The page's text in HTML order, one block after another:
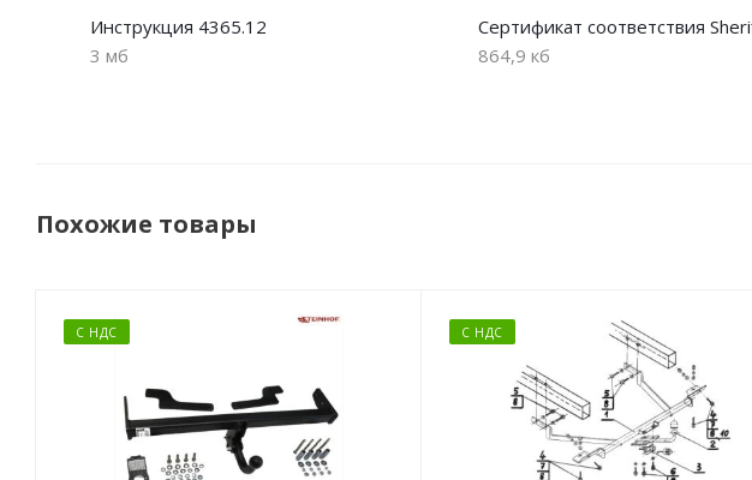
Инструкция 4365.12
3 мб
Сертификат соответствия
864,9 кб
Похожие товары
С НДС С НДС